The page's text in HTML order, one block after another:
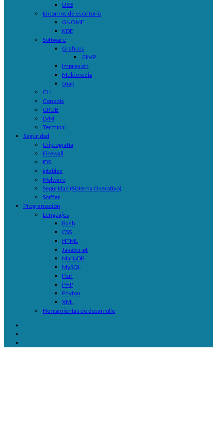
USB
Entornos de escritorio
GNOME
KDE
Software
Gráficos
GIMP
Impresión
Multimedia
snap
CLI
Consola
GRUB
LVM
Terminal
Seguridad
Criptografía
Firewall
IDS
iptables
Malware
Seguridad (Sistema Operativo)
Sniffer
Programación
Lenguajes
Bash
CSS
HTML
JavaScript
MariaDB
MySQL
Perl
PHP
Phyton
XML
Herramientas de desarrollo